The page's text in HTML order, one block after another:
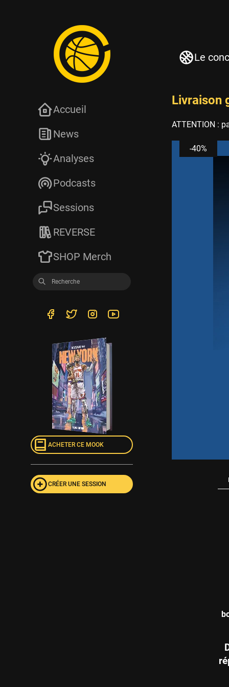
-40%
Le
Livraison
ATTENTION :
Accueil
News
Analyses
Podcasts
Sessions
REVERSE
SHOP Merch
ACHETER CE MOOK
CRÉER UNE SESSION